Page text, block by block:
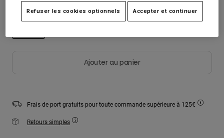
Autres accessoires
Voir tout
Shorts
Tous les accessoires
Sacs et sacs à dos
Ajouter au panier
Frais de port gratuits pour toute commande supérieure à 125€
Retours simples
Refuser les cookies optionnels Accepter et continuer